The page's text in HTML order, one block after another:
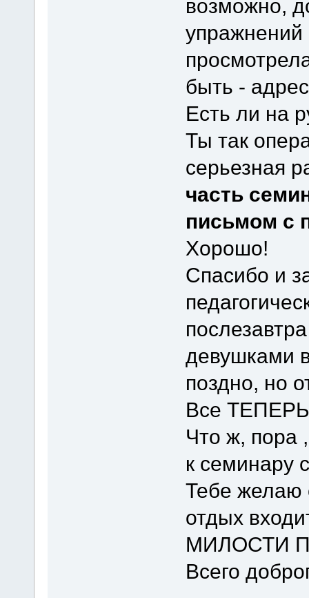
возможно,
быть -
Есть ли на
Ты так
серьезная
часть
письмом с
Хорошо!
Спасибо и
девушками
поздно, но
Все
Что ж, пора
к семинару
Тебе желаю
отдых
МИЛОСТИ
Всего